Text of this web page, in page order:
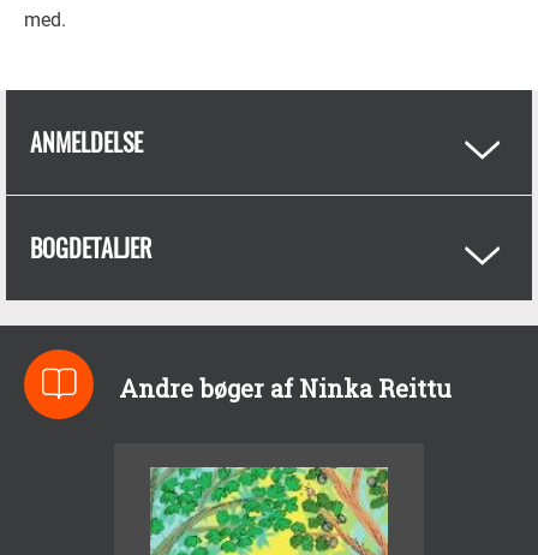
med.
ANMELDELSE
BOGDETALJER
Andre bøger af Ninka Reittu